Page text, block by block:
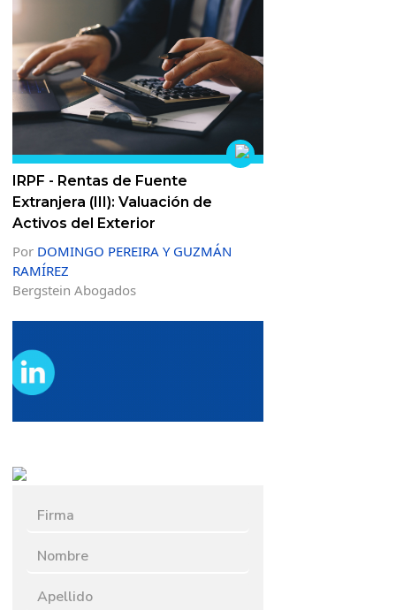
IRPF - Rentas de Fuente
Extranjera (III): Valuación de
Activos del Exterior
Por DOMINGO PEREIRA Y GUZMÁN
RAMÍREZ
Bergstein Abogados